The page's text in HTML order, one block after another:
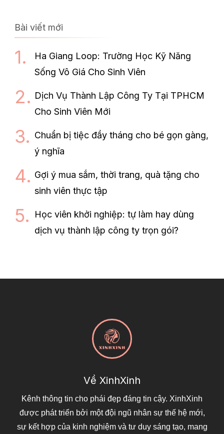
Bài viết mới
Ha Giang Loop: Trường Học Kỹ Năng
Sống Vô Giá Cho Sinh Viên
Dịch Vụ Thành Lập Công Ty Tại TPHCM
Cho Sinh Viên Mới
Chuẩn bị tiệc đầy tháng cho bé gọn gàng,
ý nghĩa
Gợi ý mua sắm, thời trang, quà tặng cho
sinh viên thực tập
Học viên khởi nghiệp: tự làm hay dùng
dịch vụ thành lập công ty trọn gói?
Về XinhXinh
Kênh thông tin cho phái đẹp đáng tin cậy. XinhXinh
được phát triển bởi một đội ngũ nhân sự thế hệ mới,
sự kết hợp của kinh nghiệm và tư duy sáng tạo, mang